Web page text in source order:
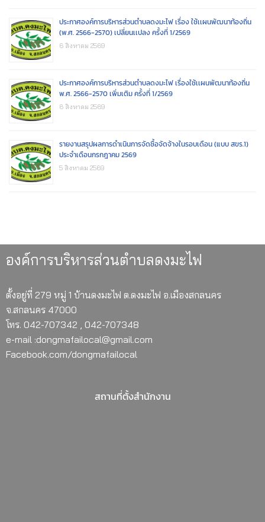
ประกาศองค์การบริหารส่วนตำบลดงมะไฟ เรื่อง ใช้เเผนพัฒนาท้องถิ่น
(พ.ศ. 2566-2570) เปลี่ยนเเปลง ครั้งที่ 1/2569
6 สิงหาคม 2569
ประกาศองค์การบริหารส่วนตำบลดงมะไฟ เรื่องใช้เเผนพัฒนาท้องถิ่น
พ.ศ. 2566-2570 เพิ่มเติม ครั้งที่ 1/2569
6 สิงหาคม 2569
รายงานสรุปผลการดำเนินการจัดซื้อจัดจ้างในรอบเดือน (แบบ สขร.1)
ประจำเดือนกรกฎาคม 2569
5 สิงหาคม 2569
องค์การบริหารส่วนตำบลดงมะไฟ
ตั้งอยู่ที่ 279 หมู่ 1 บ้านดงมะไฟ ต.ดงมะไฟ อ.เมืองสกลนคร
จ.สกลนคร 47000
โทร. 042-707342 , 042-707348
e-mail :dongmafailocal@gmail.com
Facebook.com/dongmafailocal
สถานที่ตั้งสำนักงาน